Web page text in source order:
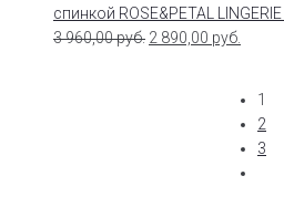
спинкой ROSE&PETAL
3 960,00руб. 2 890,00 руб.
1
2
3